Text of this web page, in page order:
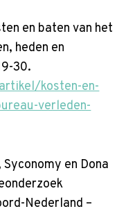
en baten van het
heden en
30.
kosten-en-
verleden-
en Dona
Nederland –